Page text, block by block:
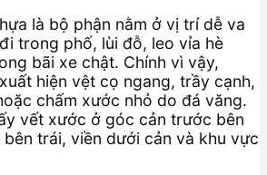
là bộ phận nằm ở vị trí dễ va
trong phố, lùi đỗ, leo vỉa hè
bãi xe chật. Chính vì vậy,
hiện vệt cọ ngang, trầy cạnh,
chấm xước nhỏ do đá văng.
vết xước ở góc cản trước bên
trái, viền dưới cản và khu vực